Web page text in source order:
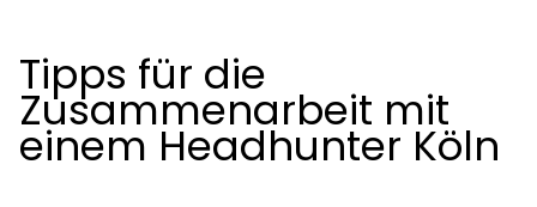
Tipps für die
Zusammenarbeit mit
einem Headhunter Köln